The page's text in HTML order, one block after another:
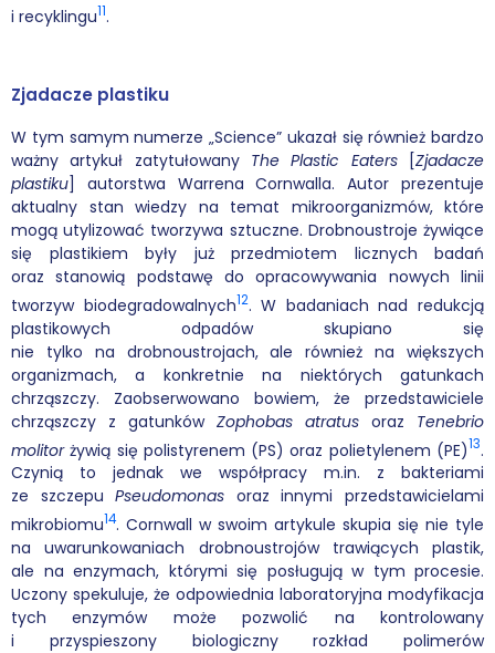
i recyklingu11.
Zjadacze plastiku
W tym samym numerze „Science” ukazał się również bardzo
ważny artykuł zatytułowany The Plastic Eaters[Zjadacze
plastiku] autorstwa Warrena Cornwalla. Autor prezentuje
aktualny stan wiedzy na temat mikroorganizmów, które
mogą utylizować tworzywa sztuczne. Drobnoustroje żywiące
się plastikiem były już przedmiotem licznych badań
oraz stanowią podstawę do opracowywania nowych linii
tworzyw biodegradowalnych12. W badaniach nad redukcją
plastikowych odpadów skupiano się
nie tylko na drobnoustrojach, ale również na większych
organizmach, a konkretnie na niektórych gatunkach
chrząszczy. Zaobserwowano bowiem, że przedstawiciele
chrząszczy z gatunków Zophobas atratus oraz Tenebrio
molitorżywią się polistyrenem (PS) oraz polietylenem (PE)13.
Czynią to jednak we współpracy m.in. z bakteriami
ze szczepuPseudomonas oraz innymi przedstawicielami
mikrobiomu14. Cornwall w swoim artykule skupia się nie tyle
na uwarunkowaniach drobnoustrojów trawiących plastik,
ale na enzymach, którymi się posługują w tym procesie.
Uczony spekuluje, że odpowiednia laboratoryjna modyfikacja
tych enzymów może pozwolić na kontrolowany
i przyspieszony biologiczny rozkład polimerów